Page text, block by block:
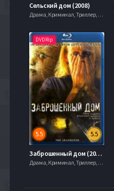
Сельский дом (2008)
Драма, Криминал, Триллер, 2021, 720hd, mobilen
DVDRip
5.5
5.5
Заброшенный дом (2006)
Драма, Криминал, Триллер, 2021, 720hd, mobilen